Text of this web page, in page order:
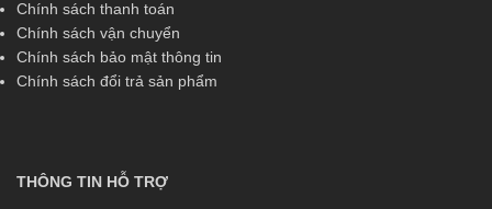
Chính sách thanh toán
Chính sách vận chuyển
Chính sách bảo mật thông tin
Chính sách đổi trả sản phẩm
THÔNG TIN HỖ TRỢ